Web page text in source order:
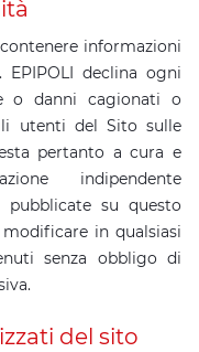
informazioni
declina ogni
o danni cagionati o
utenti del Sito sulle
pertanto a cura e
indipendente
pubblicate su questo
in qualsiasi
senza obbligo di
del sito